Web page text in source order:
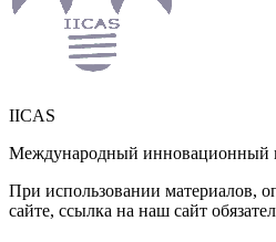
IICAS
Международный инновационный
При использовании материалов,
сайте, ссылка на наш сайт